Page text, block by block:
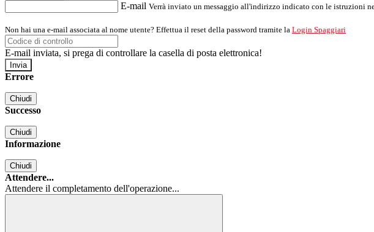
E-mail Verrà inviato un messaggio all'indirizzo indicato con le istruzioni
Non hai una e-mail associata al nome utente? Effettua il reset della password tramite la Login Spaggiari
E-mail inviata, si prega di controllare la casella di posta elettronica!
Errore
Chiudi
Successo
Chiudi
Informazione
Chiudi
Attendere...
Attendere il completamento dell'operazione...